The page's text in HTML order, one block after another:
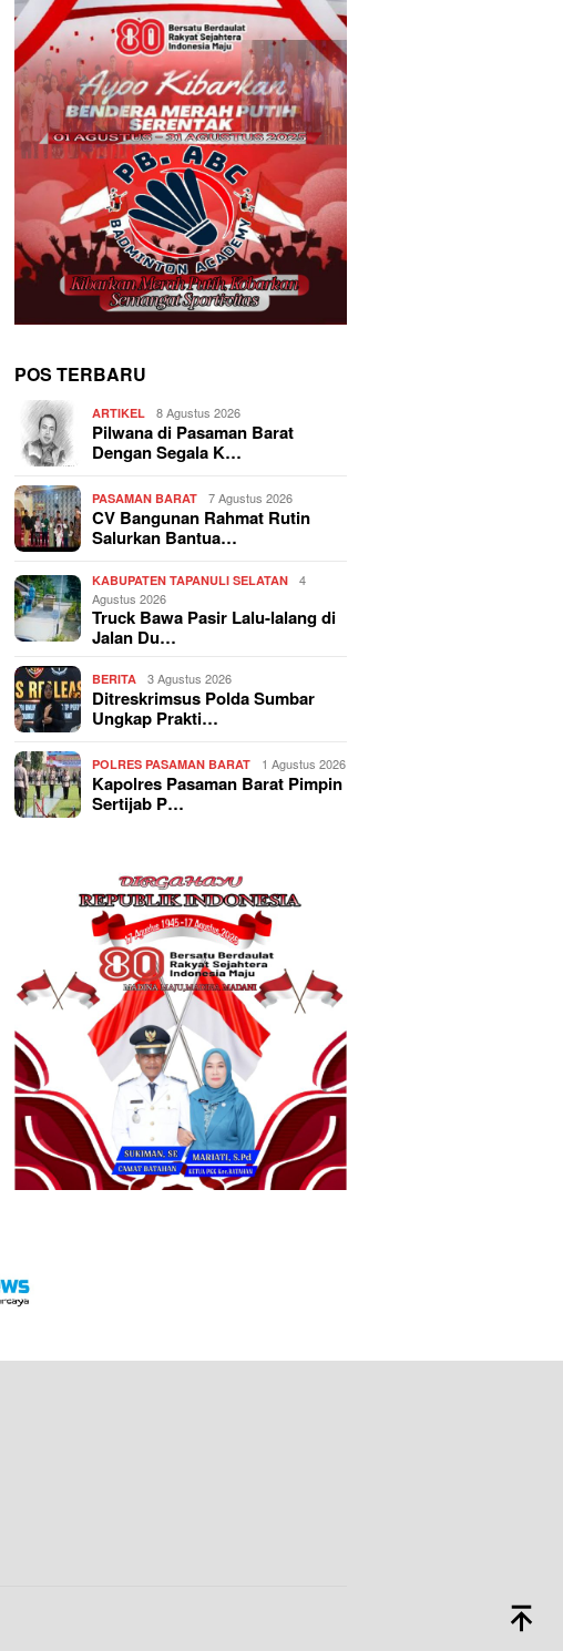
POS TERBARU
ARTIKEL 8 Agustus 2026
Pilwana di Pasaman Barat
Dengan Segala K…
PASAMAN BARAT 7 Agustus 2026
CV Bangunan Rahmat Rutin
Salurkan Bantua…
KABUPATEN TAPANULI SELATAN
4
Agustus 2026
Truck Bawa Pasir Lalu-lalang di
Jalan Du…
BERITA 3 Agustus 2026
Ditreskrimsus Polda Sumbar
Ungkap Prakti…
POLRES PASAMAN BARAT 1 Agustus 2026
Kapolres Pasaman Barat Pimpin
Sertijab P…